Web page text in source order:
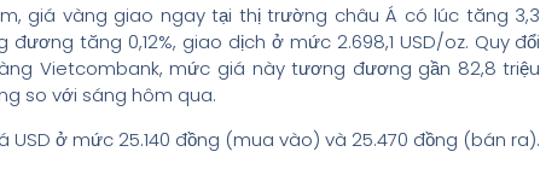
giá vàng giao ngay tại thị trường châu Á có lúc tăng 3,3
tăng 0,12%, giao dịch ở mức 2.698,1 USD/oz. Quy đổi
Vietcombank, mức giá này tương đương gần 82,8 triệu
so với sáng hôm qua.
ở mức 25.140 đồng (mua vào) và 25.470 đồng (bán ra).